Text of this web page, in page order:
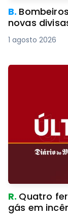
B.
novas
1 agosto 2026
R. Quatro
gás em